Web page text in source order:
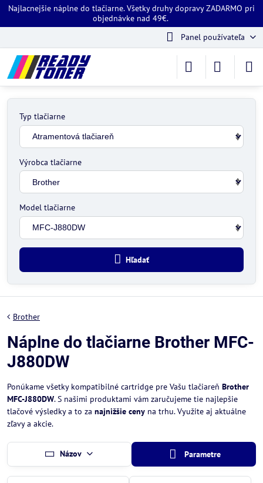
Najlacnejšie náplne do tlačiarne. Všetky druhy dopravy ZADARMO pri
objednávke nad 49€.
Panel používateľa
Typ tlačiarne
Výrobca tlačiarne
Model tlačiarne
Hľadať
Brother
Náplne do tlačiarne Brother MFC-
J880DW
Ponúkame všetky kompatibilné cartridge pre Vašu tlačiareň Brother
MFC-J880DW. S našimi produktami vám zaručujeme tie najlepšie
tlačové výsledky a to za najnižšie ceny na trhu. Využite aj aktuálne
zľavy a akcie.
Názov Parametre